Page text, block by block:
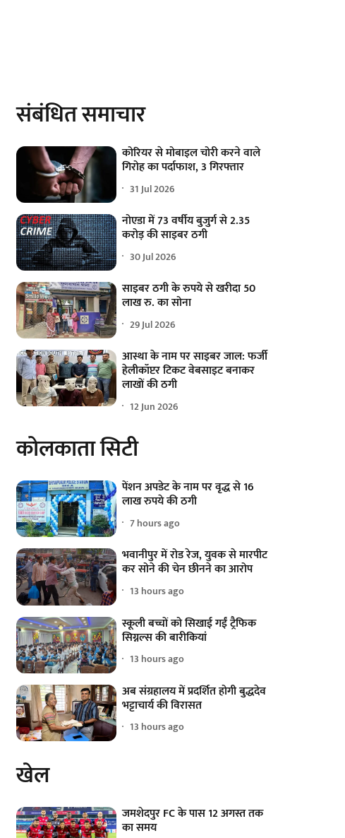
संबंधित समाचार
कोरियर से मोबाइल चोरी करने वाले
गिरोह का पर्दाफाश, 3 गिरफ्तार
31 Jul 2026
नोएडा में 73 वर्षीय बुजुर्ग से 2.35
करोड़ की साइबर ठगी
30 Jul 2026
साइबर ठगी के रुपये से खरीदा 50
लाख रु. का सोना
29 Jul 2026
आस्था के नाम पर साइबर जाल: फर्जी
हेलीकॉप्टर टिकट वेबसाइट बनाकर
लाखों की ठगी
12 Jun 2026
कोलकाता सिटी
पेंशन अपडेट के नाम पर वृद्ध से 16
लाख रुपये की ठगी
7 hours ago
भवानीपुर में रोड रेज, युवक से मारपीट
कर सोने की चेन छीनने का आरोप
13 hours ago
स्कूली बच्चों को सिखाई गईं ट्रैफिक
सिग्नल्स की बारीकियां
13 hours ago
अब संग्रहालय में प्रदर्शित होगी बुद्धदेव
भट्टाचार्य की विरासत
13 hours ago
खेल
जमशेदपुर FC के पास 12 अगस्त तक
का समय